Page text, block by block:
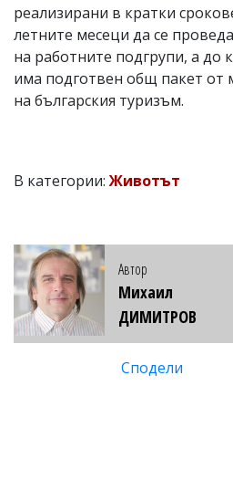
реализирани в кратки
летните месеци да се
на работните подгрупи, а до
има подготвен общ пакет от
на българския туризъм.
В категории:Животът
Автор
Михаил
ДИМИТРОВ
Сподели